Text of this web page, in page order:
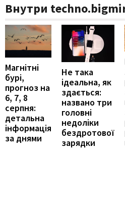
Внутри
Магнітні
бурі,
прогноз на
6, 7, 8
серпня:
детальна
інформація
за днями
Не така
ідеальна, як
здається:
названо три
головні
недоліки
бездротової
зарядки